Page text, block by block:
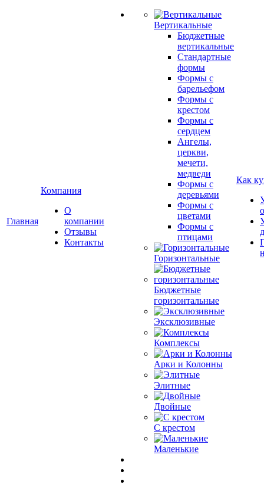
Главная
Компания
О
компании
Отзывы
Контакты
Вертикальные
Бюджетные
вертикальные
Стандартные
формы
Формы с
барельефом
Формы с
крестом
Формы с
сердцем
Ангелы,
церкви,
мечети,
медведи
Формы с
деревьями
Формы с
цветами
Формы с
птицами
Горизонтальные
Бюджетные
горизонтальные
Эксклюзивные
Комплексы
Арки и Колонны
Элитные
Двойные
С крестом
Маленькие
Как